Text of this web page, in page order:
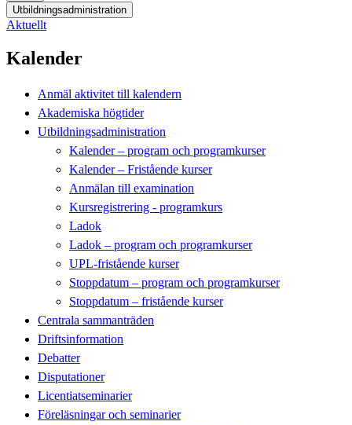
Utbildningsadministration
Aktuellt
Kalender
Anmäl aktivitet till kalendern
Akademiska högtider
Utbildningsadministration
Kalender – program och programkurser
Kalender – Fristående kurser
Anmälan till examination
Kursregistrering - programkurs
Ladok
Ladok – program och programkurser
UPL-fristående kurser
Stoppdatum – program och programkurser
Stoppdatum – fristående kurser
Centrala sammanträden
Driftsinformation
Debatter
Disputationer
Licentiatseminarier
Föreläsningar och seminarier